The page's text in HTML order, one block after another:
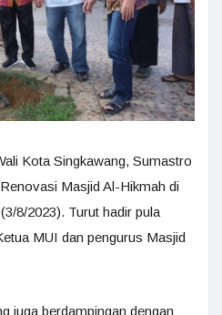
Kota Singkawang, Sumastro
Masjid Al-Hikmah di
8/2023). Turut hadir pula
MUI dan pengurus Masjid
juga berdampingan dengan